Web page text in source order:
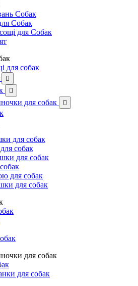
Собак
Собак
для Собак
для собак


для собак 
для собак
собак
для собак
для собак
для собак
для собак
для собак